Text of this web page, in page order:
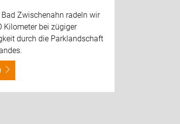
Zwischenahn radeln wir
Kilometer bei zügiger
durch die Parklandschaft